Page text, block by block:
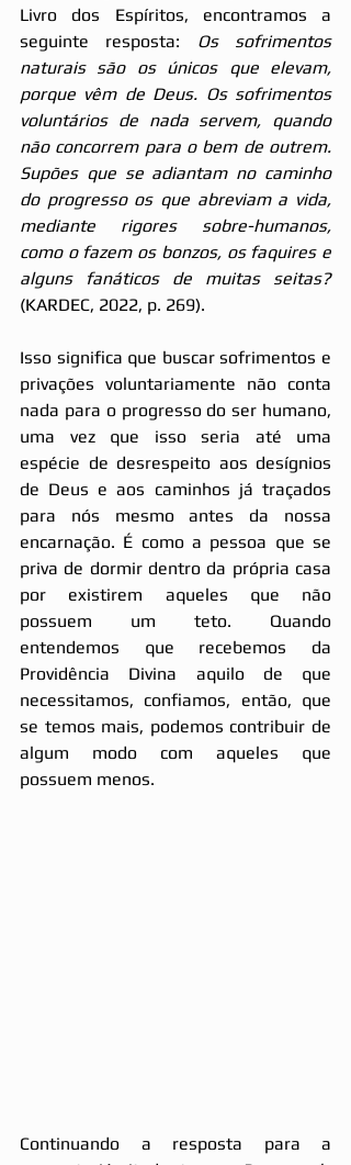
Livro dos Espíritos, encontramos a
seguinte resposta: Os sofrimentos
naturais são os únicos que elevam,
porque vêm de Deus. Os sofrimentos
voluntários de nada servem, quando
não concorrem para o bem de outrem.
Supões que se adiantam no caminho
do progresso os que abreviam a vida,
mediante rigores sobre-humanos,
como o fazem os bonzos, os faquires e
alguns fanáticos de muitas seitas?
(KARDEC, 2022, p. 269).
Isso significa que buscar sofrimentos e
privações voluntariamente não conta
nada para o progresso do ser humano,
uma vez que isso seria até uma
espécie de desrespeito aos desígnios
de Deus e aos caminhos já traçados
para nós mesmo antes da nossa
encarnação. É como a pessoa que se
priva de dormir dentro da própria casa
por existirem aqueles que não
possuem um teto. Quando
entendemos que recebemos da
Providência Divina aquilo de que
necessitamos, confiamos, então, que
se temos mais, podemos contribuir de
algum modo com aqueles que
possuem menos.
Continuando a resposta para a